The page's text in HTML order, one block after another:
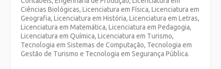
Ciências Biológicas, Licenciatura em Física, Licenciatura em
Geografia, Licenciatura em História, Licenciatura em Letras,
Licenciatura em Matemática, Licenciatura em Pedagogia,
Licenciatura em Química, Licenciatura em Turismo,
Tecnologia em Sistemas de Computação, Tecnologia em
Gestão de Turismo e Tecnologia em Segurança Pública.